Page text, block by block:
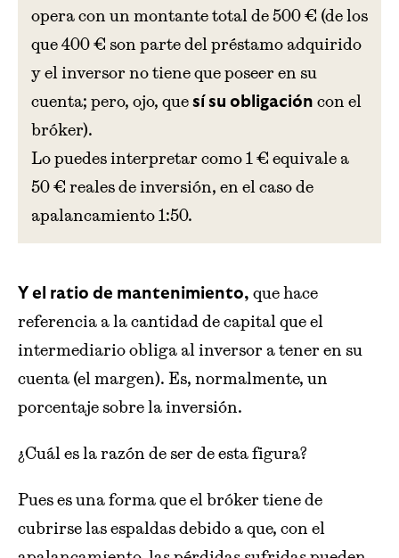
opera con un montante total de 500 € (de los
que 400 € son parte del préstamo adquirido
y el inversor no tiene que poseer en su
cuenta; pero, ojo, que sí su obligación con el
bróker).
Lo puedes interpretar como 1 € equivale a
50 € reales de inversión, en el caso de
apalancamiento 1:50.
Y el ratio de mantenimiento, que hace
referencia a la cantidad de capital que el
intermediario obliga al inversor a tener en su
cuenta (el margen). Es, normalmente, un
porcentaje sobre la inversión.
¿Cuál es la razón de ser de esta figura?
Pues es una forma que el bróker tiene de
cubrirse las espaldas debido a que, con el